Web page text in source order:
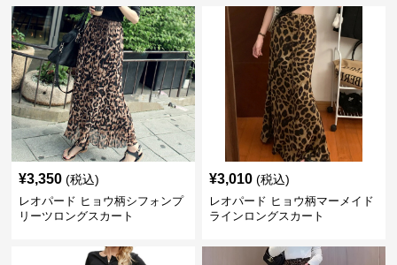
¥3,350 (税込)
レオパード ヒョウ柄シフォンプ
リーツロングスカート
¥3,010 (税込)
レオパード ヒョウ柄マーメイド
ラインロングスカート